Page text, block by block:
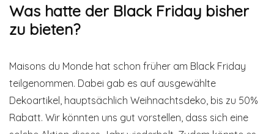
Was hatte der Black Friday bisher
zu bieten?
Maisons du Monde hat schon früher am Black Friday
teilgenommen. Dabei gab es auf ausgewählte
Dekoartikel, hauptsächlich Weihnachtsdeko, bis zu 50%
Rabatt. Wir könnten uns gut vorstellen, dass sich eine